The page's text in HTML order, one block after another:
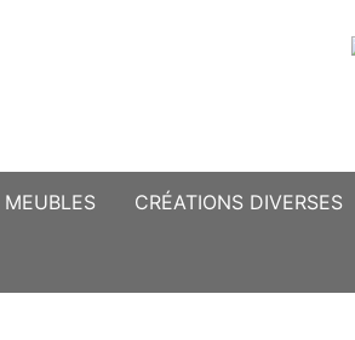
MEUBLES CRÉATIONS DIVERSES